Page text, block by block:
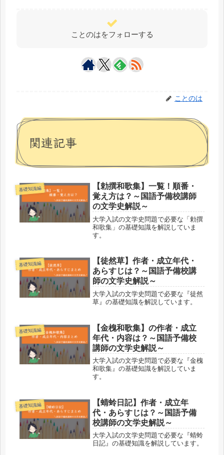
ことのはをフォローする
ことのは
関連記事
基礎知識編
【勅撰和歌集】一覧！順番・
覚え方は？～国語予備校講師
の文学史解説～
大学入試の文学史問題で必要な「勅撰
和歌集」の基礎知識を解説していま
す。
基礎知識編
【徒然草】作者・成立年代・
あらすじは？～国語予備校講
師の文学史解説～
大学入試の文学史問題で必要な『徒然
草』の基礎知識を解説しています。
基礎知識編
【金槐和歌集】の作者・成立
年代・内容は？～国語予備校
講師の文学史解説～
大学入試の文学史問題で必要な『金槐
和歌集』の基礎知識を解説していま
す。
基礎知識編
【蜻蛉日記】作者・成立年
代・あらすじは？～国語予備
校講師の文学史解説～
大学入試の文学史問題で必要な『蜻蛉
日記』の基礎知識を解説しています。